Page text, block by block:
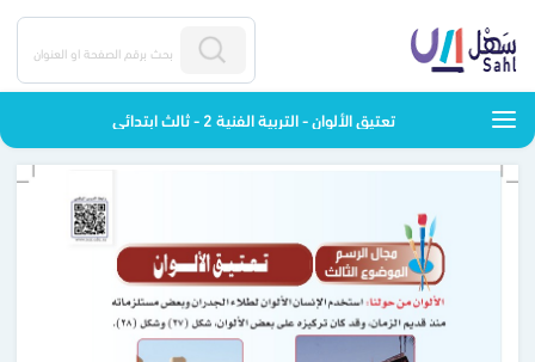
تعتيق الألوان - التربية الفنية 2 - ثالث ابتدائي